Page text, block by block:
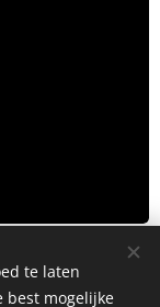
te laten
best mogelijke